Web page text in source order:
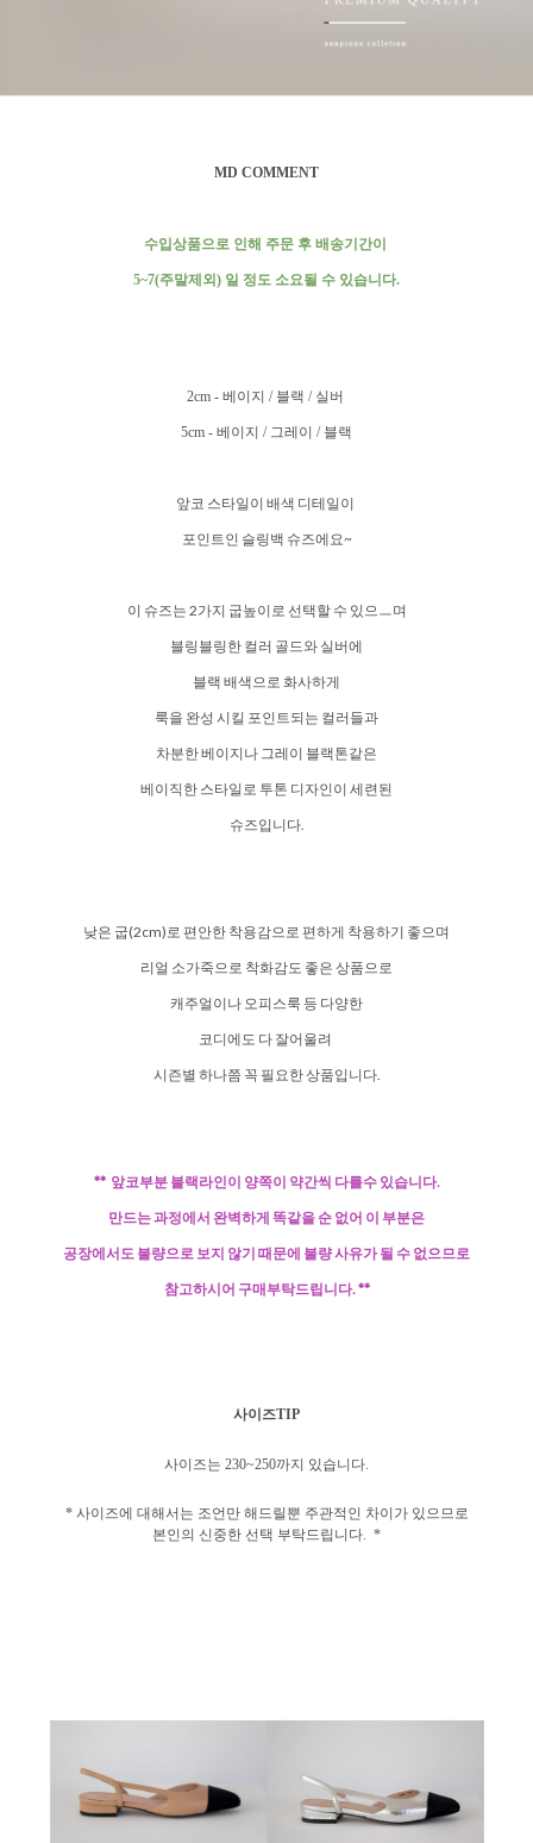
MD COMMENT
수입상품으로 인해 주문 후 배송기간이
5~7(주말제외) 일 정도 소요될 수 있습니다.
2cm - 베이지 / 블랙 / 실버
5cm - 베이지 / 그레이 / 블랙
앞코 스타일이 배색 디테일이
포인트인 슬링백 슈즈에요~
이 슈즈는 2가지 굽높이로 선택할 수 있으ㅡ며
블링블링한 컬러 골드와 실버에
블랙 배색으로 화사하게
룩을 완성 시킬 포인트되는 컬러들과
차분한 베이지나 그레이 블랙톤같은
베이직한 스타일로 투톤 디자인이 세련된
슈즈입니다.
낮은 굽(2cm)로 편안한 착용감으로 편하게 착용하기 좋으며
리얼 소가죽으로 착화감도 좋은 상품으로
캐주얼이나 오피스룩 등 다양한
코디에도 다 잘어울려
시즌별 하나쯤 꼭 필요한 상품입니다.
** 앞코부분 블랙라인이 양쪽이 약간씩 다를수 있습니다.
만드는 과정에서 완벽하게 똑같을 순 없어 이 부분은
공장에서도 불량으로 보지 않기 때문에 불량 사유가 될 수 없으므로
참고하시어 구매부탁드립니다. **
사이즈TIP
사이즈는 230~250까지 있습니다.
* 사이즈에 대해서는 조언만 해드릴뿐 주관적인 차이가 있으므로
본인의 신중한 선택 부탁드립니다. *